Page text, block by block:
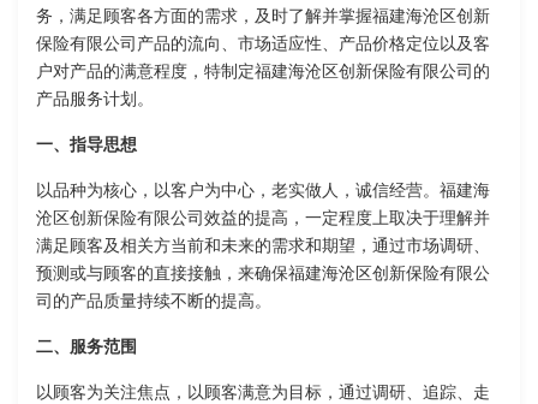
务，满足顾客各方面的需求，及时了解并掌握福建海沧区创新
保险有限公司产品的流向、市场适应性、产品价格定位以及客
户对产品的满意程度，特制定福建海沧区创新保险有限公司的
产品服务计划。
一、指导思想
以品种为核心，以客户为中心，老实做人，诚信经营。福建海
沧区创新保险有限公司效益的提高，一定程度上取决于理解并
满足顾客及相关方当前和未来的需求和期望，通过市场调研、
预测或与顾客的直接接触，来确保福建海沧区创新保险有限公
司的产品质量持续不断的提高。
二、服务范围
以顾客为关注焦点，以顾客满意为目标，通过调研、追踪、走